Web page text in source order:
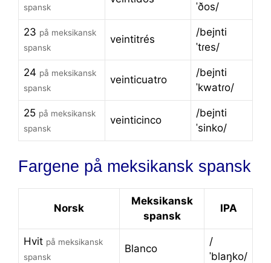
spansk
ˈðos/
23 på meksikansk
spansk
veintitrés
/bejnti
ˈtɾes/
24 på meksikansk
spansk
veinticuatro
/bejnti
ˈkwatɾo/
25 på meksikansk
spansk
veinticinco
/bejnti
ˈsinko/
Fargene på meksikansk spansk
Norsk
Meksikansk
spansk
IPA
Hvit på meksikansk
spansk
Blanco
/
ˈblaŋko/